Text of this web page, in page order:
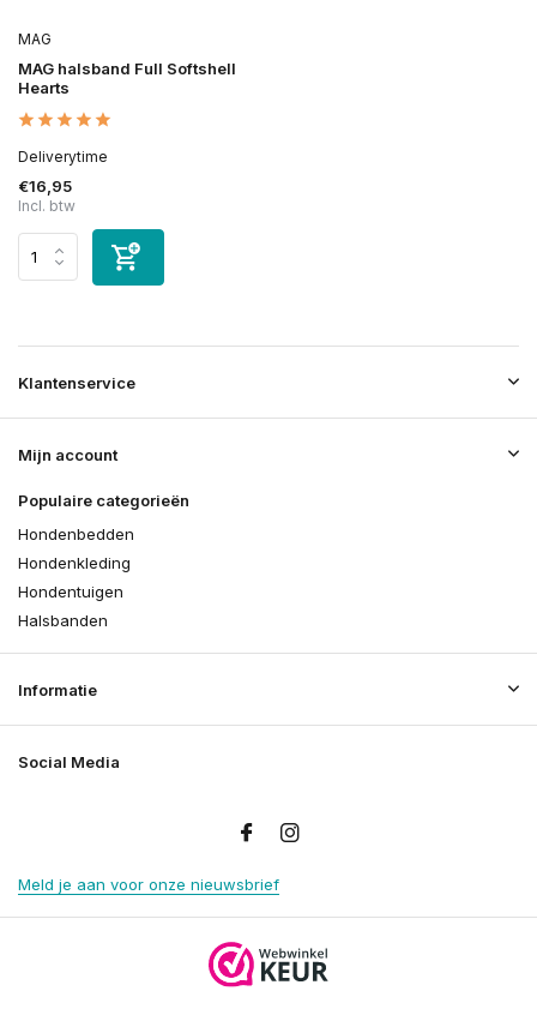
MAG
MAG halsband Full Softshell
Hearts
Deliverytime
€16,95
Incl. btw
Klantenservice
Mijn account
Populaire categorieën
Hondenbedden
Hondenkleding
Hondentuigen
Halsbanden
Informatie
Social Media
Meld je aan voor onze nieuwsbrief